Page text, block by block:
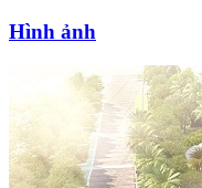
Hình ảnh